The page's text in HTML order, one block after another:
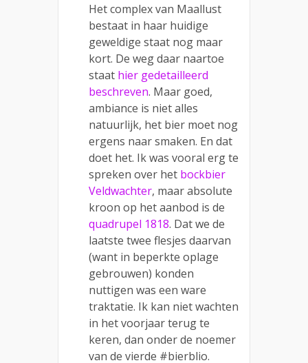
Het complex van Maallust
bestaat in haar huidige
geweldige staat nog maar
kort. De weg daar naartoe
staat hier gedetailleerd
beschreven. Maar goed,
ambiance is niet alles
natuurlijk, het bier moet nog
ergens naar smaken. En dat
doet het. Ik was vooral erg te
spreken over het bockbier
Veldwachter, maar absolute
kroon op het aanbod is de
quadrupel 1818. Dat we de
laatste twee flesjes daarvan
(want in beperkte oplage
gebrouwen) konden
nuttigen was een ware
traktatie. Ik kan niet wachten
in het voorjaar terug te
keren, dan onder de noemer
van de vierde #bierblio.